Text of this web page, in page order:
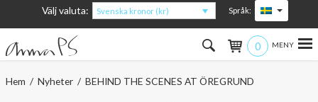
Välj valuta: Svenska kronor (kr) Språk:
0
Hem
Hem / Nyheter/ BEHIND THE SCENES AT ÖREGRUND